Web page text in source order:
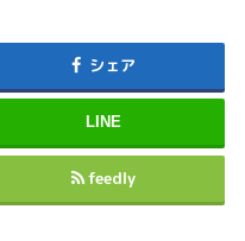
シェア
LINE
feedly